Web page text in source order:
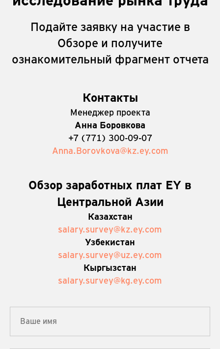
Подайте заявку на участие в
Обзоре и получите
ознакомительный фрагмент отчета
Контакты
Менеджер проекта
Анна Боровкова
+7 (771) 300-09-07
Anna.Borovkova@kz.ey.com
Обзор заработных плат EY в
Центральной Азии
Казахстан
salary.survey@kz.ey.com
Узбекистан
salary.survey@uz.ey.com
Кыргызстан
salary.survey@kg.ey.com